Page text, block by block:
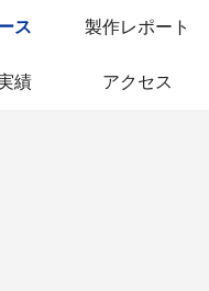
ス 製作レポート
績 アクセス